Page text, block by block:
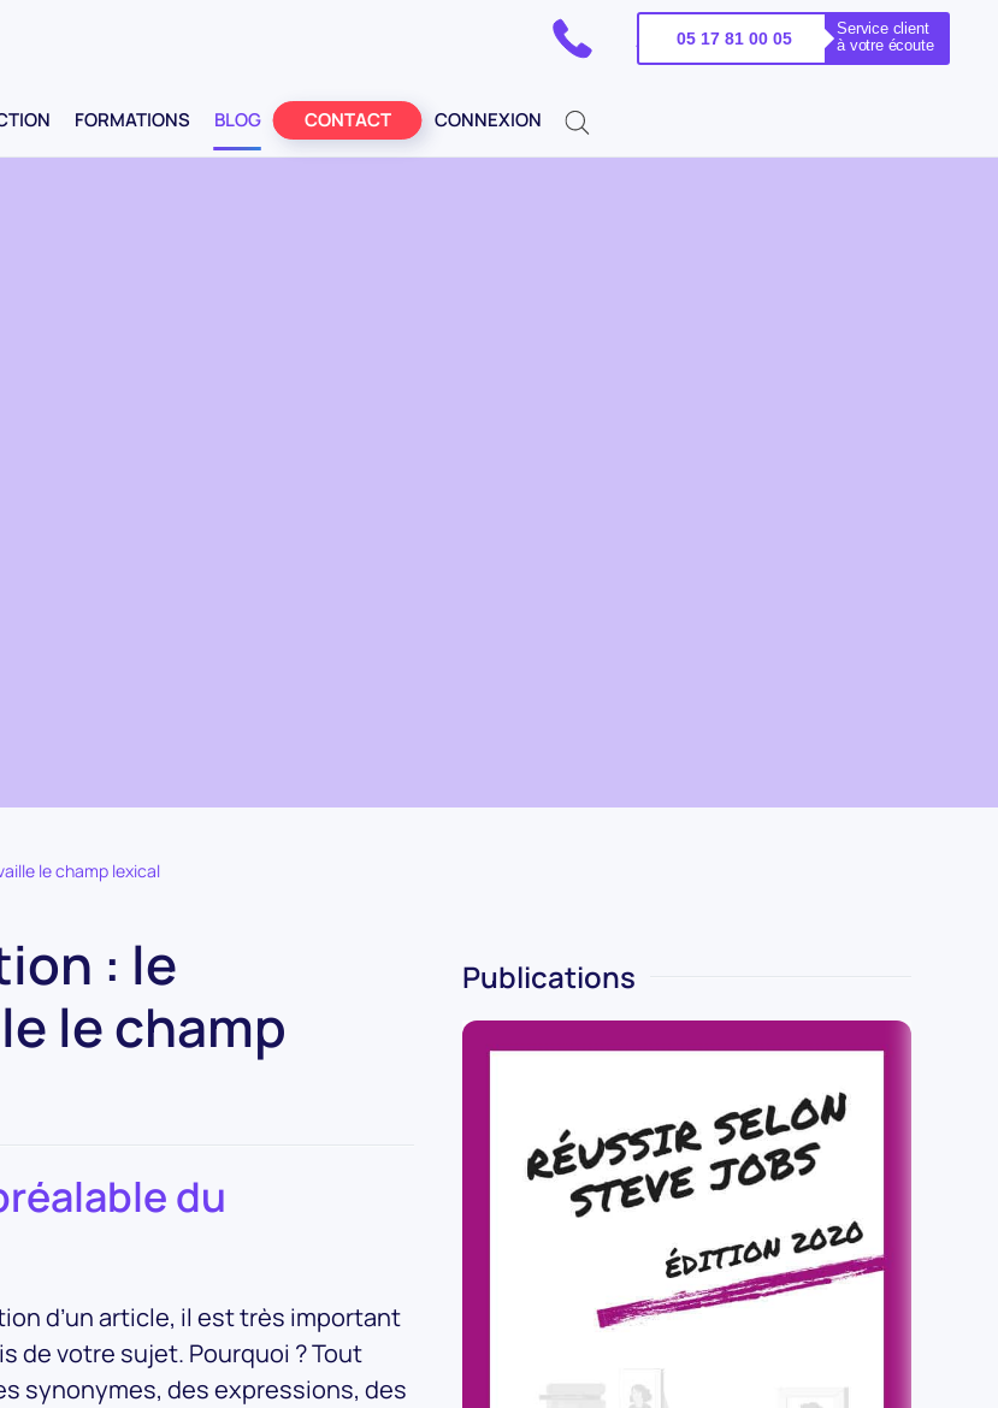
APPELEZ-NOUS ! 05 17 81 00 05
Service client
à votre écoute
FORMATIONS BLOG CONTACT CONNEXION
le champ lexical
: le
le champ
du
d’un article, il est très important
de votre sujet. Pourquoi ? Tout
synonymes, des expressions, des
Publications